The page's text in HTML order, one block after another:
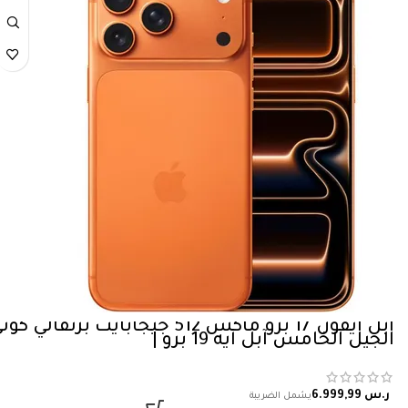
ابل آيفون 17 برو ماكس 512 جيجابايت برتقالي
الجيل الخامس آبل آيه 19 برو |
ر.س